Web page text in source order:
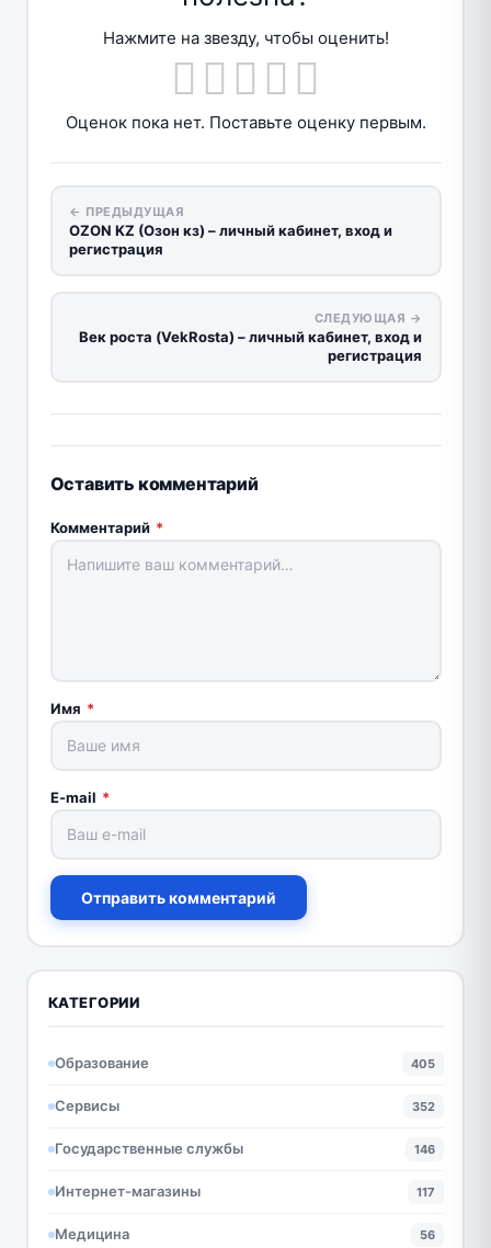
Нажмите на звезду, чтобы оценить!
Оценок пока нет. Поставьте оценку первым.
← ПРЕДЫДУЩАЯ
OZON KZ (Озон кз) – личный кабинет, вход и
регистрация
СЛЕДУЮЩАЯ →
Век роста (VekRosta) – личный кабинет, вход и
регистрация
Оставить комментарий
Комментарий *
Имя *
E-mail *
Отправить комментарий
КАТЕГОРИИ
Образование 405
Сервисы 352
Государственные службы 146
Интернет-магазины 117
Медицина 56